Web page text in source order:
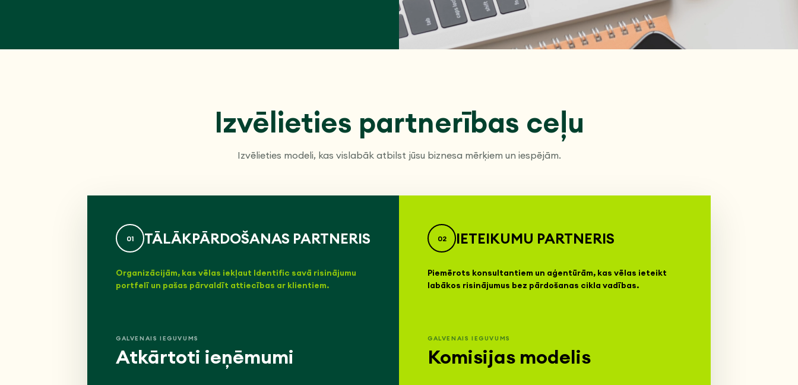
Izvēlieties partnerības ceļu
Izvēlieties modeli, kas vislabāk atbilst jūsu biznesa mērķiem un iespējām.
01 TĀLĀKPĀRDOŠANAS PARTNERIS
Organizācijām, kas vēlas iekļaut Identific savā risinājumu
portfelī un pašas pārvaldīt attiecības ar klientiem.
GALVENAIS IEGUVUMS
Atkārtoti ieņēmumi
02 IETEIKUMU PARTNERIS
Piemērots konsultantiem un aģentūrām, kas vēlas ieteikt
labākos risinājumus bez pārdošanas cikla vadības.
GALVENAIS IEGUVUMS
Komisijas modelis